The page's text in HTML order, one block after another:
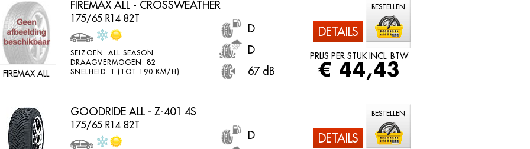
FIREMAX ALL
FIREMAX ALL - CROSSWEATHER
175/65 R14 82T
SEIZOEN: ALL SEASON
DRAAGVERMOGEN: 82
SNELHEID: T (TOT 190 KM/H)
D
D
67 dB
DETAILS
BESTELLEN
PRIJS PER STUK INCL. BTW
€ 44,43
GOODRIDE ALL - Z-401 4S
175/65 R14 82T
D
DETAILS
BESTELLEN